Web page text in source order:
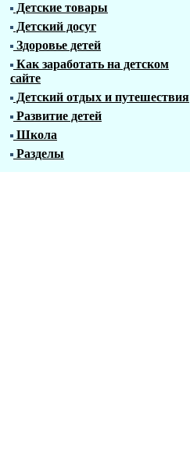
Детские товары
Детский досуг
Здоровье детей
Как заработать на детском
сайте
Детский отдых и путешествия
Развитие детей
Школа
Разделы